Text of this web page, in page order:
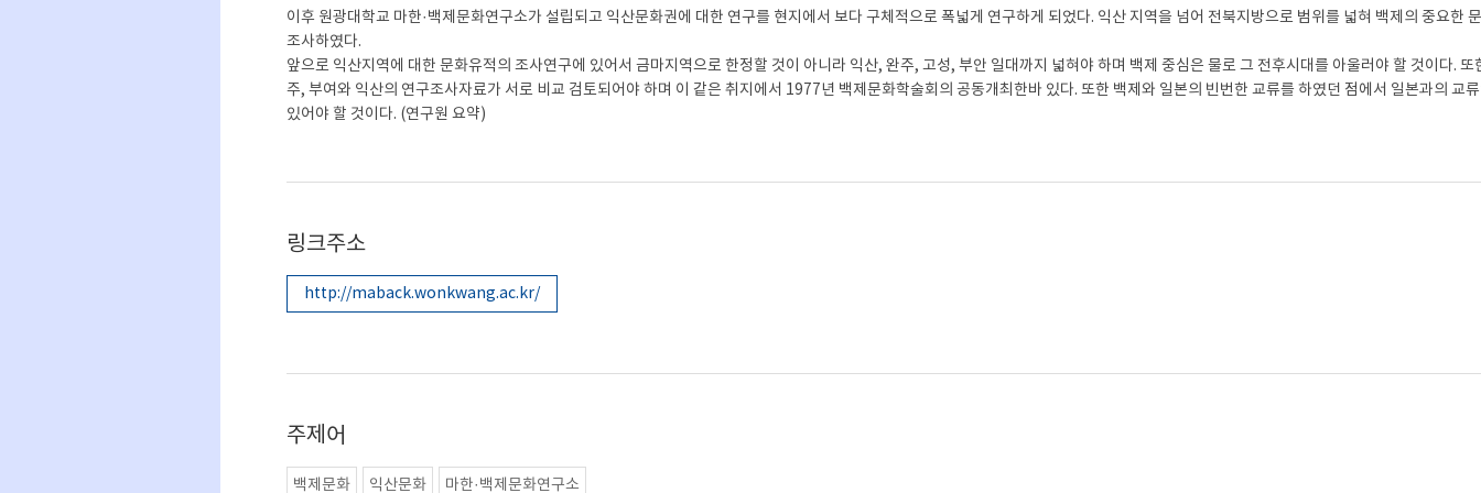
이후 원광대학교 마한·백제문화연구소가 설립되고 익산문화권에 대한 연구를 현지에서 보다 구체적으로 폭넓게 연구하게 되었다. 익산 지역을 넘어 전북지방으로 범위를 넓혀 백제의 중요한
조사하였다.
앞으로 익산지역에 대한 문화유적의 조사연구에 있어서 금마지역으로 한정할 것이 아니라 익산, 완주, 고성, 부안 일대까지 넓혀야 하며 백제 중심은 물로 그 전후시대를 아울러야 할 것이다. 또
주, 부여와 익산의 연구조사자료가 서로 비교 검토되어야 하며 이 같은 취지에서 1977년 백제문화학술회의 공동개최한바 있다. 또한 백제와 일본의 빈번한 교류를 하였던 점에서 일본과의 교
있어야 할 것이다. (연구원 요약)
링크주소
http://maback.wonkwang.ac.kr/
주제어
백제문화 익산문화 마한·백제문화연구소